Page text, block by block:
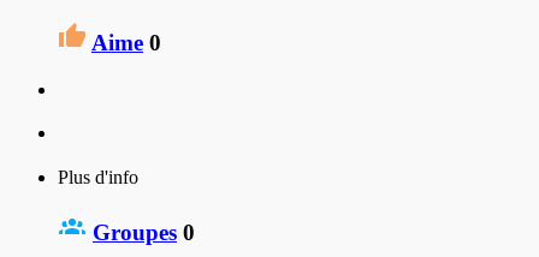
Aime 0
Plus d'info
Groupes 0